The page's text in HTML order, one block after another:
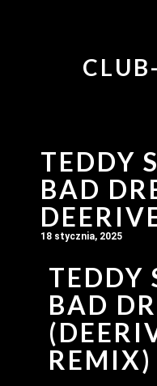
TEDDY
BAD
18 stycznia, 2025
TEDDY
BAD
REMIX)